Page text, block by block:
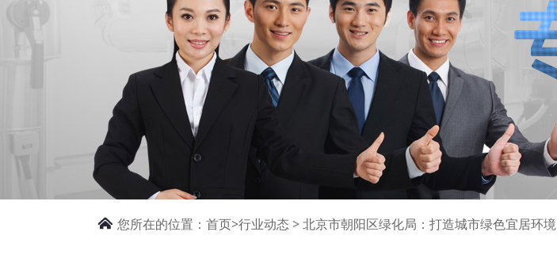
您所在的位置： 首页>行业动态> 北京市朝阳区绿化局：打造城市绿色宜居环境